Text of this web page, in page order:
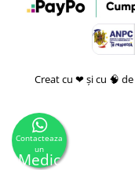
Creat cu ❤ și cu 🧠
Contacteaza
un
Medic